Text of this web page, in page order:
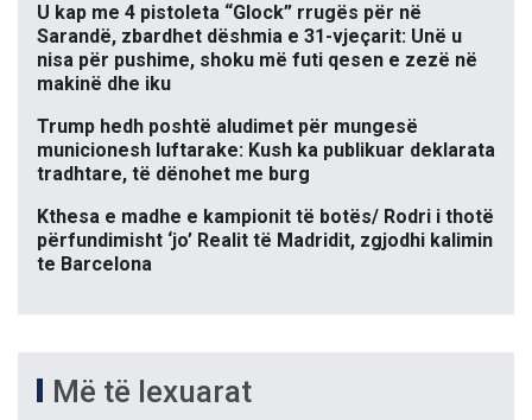
U kap me 4 pistoleta “Glock” rrugës për në
Sarandë, zbardhet dëshmia e 31-vjeçarit: Unë u
nisa për pushime, shoku më futi qesen e zezë në
makinë dhe iku
Trump hedh poshtë aludimet për mungesë
municionesh luftarake: Kush ka publikuar deklarata
tradhtare, të dënohet me burg
Kthesa e madhe e kampionit të botës/ Rodri i thotë
përfundimisht ‘jo’ Realit të Madridit, zgjodhi kalimin
te Barcelona
Më të lexuarat